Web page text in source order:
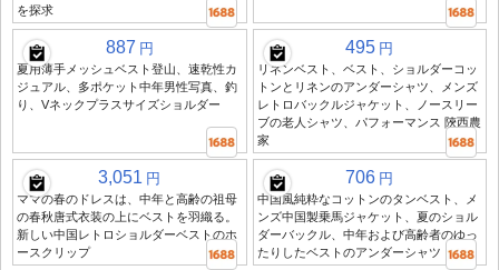
を探求
887 円
夏用薄手メッシュベスト登山、速乾性カ
ジュアル、多ポケット中年男性写真、釣
り、Vネックプラスサイズショルダー
495 円
リネンベスト、ベスト、ショルダーコッ
トンとリネンのアンダーシャツ、メンズ
レトロバックルジャケット、ノースリー
ブの老人シャツ、パフォーマンス 陝西農
家
3,051 円
ママの春のドレスは、中年と高齢の祖母
の春秋唐式衣装の上にベストを羽織る。
新しい中国レトロショルダーベストのホ
ースクリップ
706 円
中国風純粋なコットンのタンベスト、メ
ンズ中国製乗馬ジャケット、夏のショル
ダーバックル、中年および高齢者のゆっ
たりしたベストのアンダーシャツ